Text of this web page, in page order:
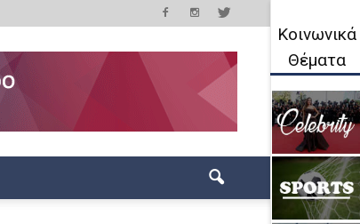
Κοινωνικά
Θέματα